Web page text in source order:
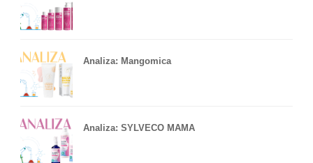
Analiza: Mangomica
Analiza: SYLVECO MAMA